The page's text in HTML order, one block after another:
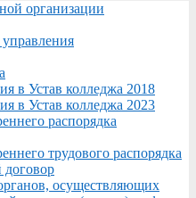
организации
в Устав колледжа 2018
в Устав колледжа 2023
распорядка
трудового распорядка
осуществляющих